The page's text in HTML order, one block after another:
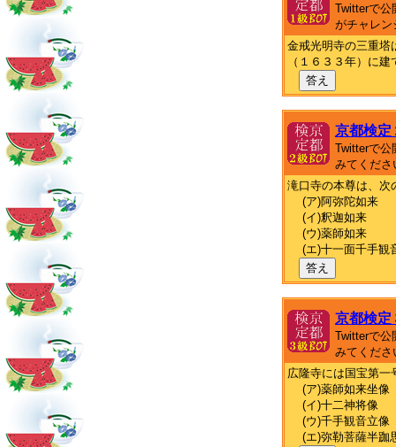
Twitterで公
がチャレン
金戒光明寺の三重塔
（１６３３年）に
答え
京都検定
Twitterで公
みてくださ
滝口寺の本尊は、次
(ア)阿弥陀如来
(イ)釈迦如来
(ウ)薬師如来
(エ)十一面千手観
答え
京都検定
Twitterで公
みてくださ
広隆寺には国宝第
(ア)薬師如来坐像
(イ)十二神将像
(ウ)千手観音立像
(エ)弥勒菩薩半跏